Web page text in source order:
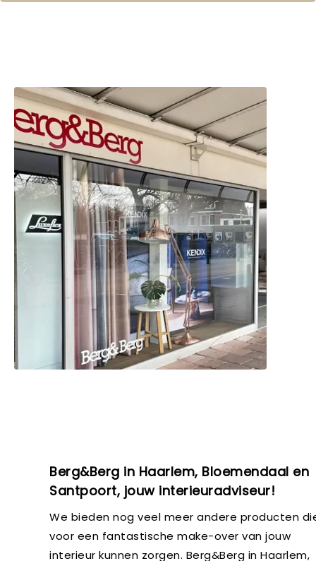
Berg&Berg in Haarlem, Bloemendaal en
Santpoort, jouw interieuradviseur!
We bieden nog veel meer andere producten
voor een fantastische make-over van jouw
interieur kunnen zorgen. Berg&Berg in Haarlem,